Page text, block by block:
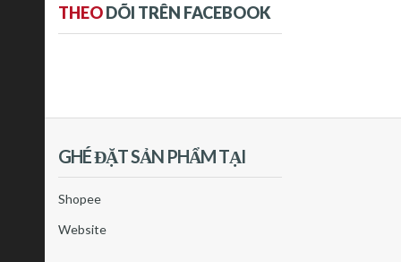
THEODÕI TRÊN FACEBOOK
GHÉ ĐẶT SẢN PHẨM TẠI
Shopee
Website